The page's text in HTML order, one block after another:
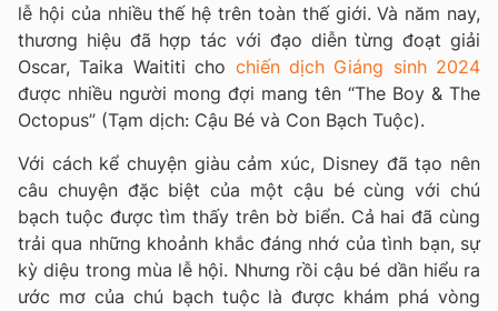
lễ hội của nhiều thế hệ trên toàn thế giới. Và năm nay,
thương hiệu đã hợp tác với đạo diễn từng đoạt giải
Oscar, Taika Waititi cho chiến dịch Giáng sinh 2024
được nhiều người mong đợi mang tên “The Boy & The
Octopus” (Tạm dịch: Cậu Bé và Con Bạch Tuộc).
Với cách kể chuyện giàu cảm xúc, Disney đã tạo nên
câu chuyện đặc biệt của một cậu bé cùng với chú
bạch tuộc được tìm thấy trên bờ biển. Cả hai đã cùng
trải qua những khoảnh khắc đáng nhớ của tình bạn, sự
kỳ diệu trong mùa lễ hội. Nhưng rồi cậu bé dần hiểu ra
ước mơ của chú bạch tuộc là được khám phá vòng